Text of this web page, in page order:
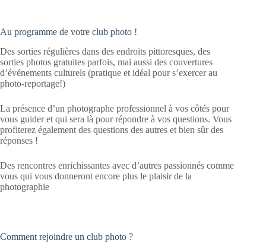
Au programme de votre club photo !
Des sorties régulières dans des endroits pittoresques, des
sorties photos gratuites parfois, mai aussi des couvertures
d’événements culturels (pratique et idéal pour s’exercer au
photo-reportage!)
La présence d’un photographe professionnel à vos côtés pour
vous guider et qui sera là pour répondre à vos questions. Vous
profiterez également des questions des autres et bien sûr des
réponses !
Des rencontres enrichissantes avec d’autres passionnés comme
vous qui vous donneront encore plus le plaisir de la
photographie
Comment rejoindre un club photo ?